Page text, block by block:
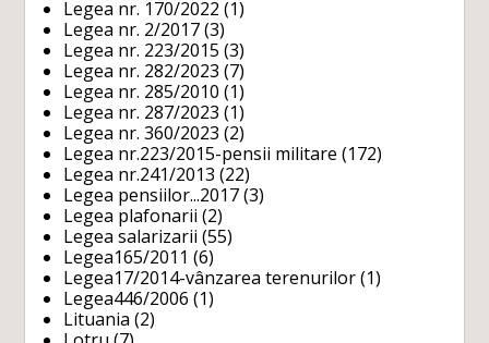
Legea nr. 170/2022 (1)
Legea nr. 2/2017 (3)
Legea nr. 223/2015 (3)
Legea nr. 282/2023 (7)
Legea nr. 285/2010 (1)
Legea nr. 287/2023 (1)
Legea nr. 360/2023 (2)
Legea nr.223/2015-pensii militare (172)
Legea nr.241/2013 (22)
Legea pensiilor...2017 (3)
Legea plafonarii (2)
Legea salarizarii (55)
Legea165/2011 (6)
Legea17/2014-vânzarea terenurilor (1)
Legea446/2006 (1)
Lituania (2)